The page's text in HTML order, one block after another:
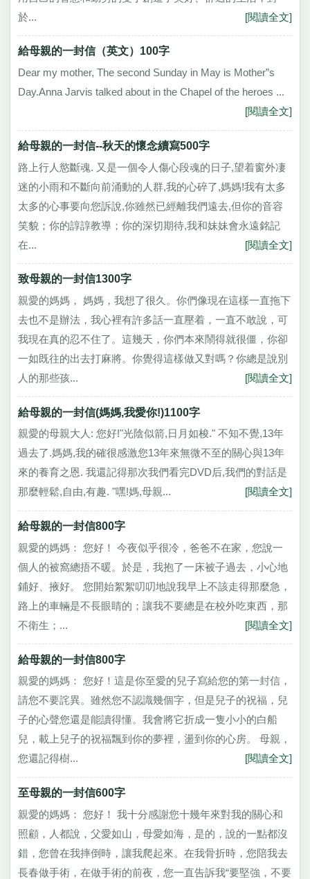
於...
[閱讀全文]
給母親的一封信（英文）100字
Dear my mother, The second Sunday in May is Mother”s
Day.Anna Jarvis talked about in the Chapel of the heroes ...
[閱讀全文]
給母親的一封信--秋天的懷念續寫500字
路上行人慾斷魂. 又是一個令人傷心段魂的日子,望着窗外凄
迷的小雨和不斷向前涌動的人群,我的心碎了,媽媽!我有太多
太多的心事要向您訴說,你雖然已經離我們遠去,但你的音容
笑貌；你的諄諄教導；你的深切期待,我和妹妹會永遠銘記
在...
[閱讀全文]
致母親的一封信1300字
親愛的媽媽， 媽媽，我想了很久。你們像現在這樣一直拖下
去也不是辦法，我心裡有許多話一直壓着，一直不敢說，可
我現在真的忍不住了。這幾天，你們本來鬧得就很僵，你卻
一如既往的出去打麻將。你覺得這樣做又對嗎？你總是說別
人的那些孩...
[閱讀全文]
給母親的一封信(媽媽,我愛你!)1100字
親愛的母親大人: 您好!"光陰似箭,日月如梭." 不知不覺,13年
過去了.媽媽,我的確很感激您13年來無微不至的關心與13年
來的養育之恩. 我還記得那次我們看完DVD后,我們的對話是
那麼輕鬆,自由,有趣. "嘿!媽,母親...
[閱讀全文]
給母親的一封信800字
親愛的媽媽： 您好！ 今夜似乎很冷，爸爸不在家，您說一
個人的被窩總捂不暖。於是，我抱了一床被子過去，小心地
鋪好、掖好。 您開始絮絮叨叨地說我早上不該走得那麼急，
路上的車輛是不長眼睛的；讓我不要總是在校外吃東西，那
不衛生；...
[閱讀全文]
給母親的一封信800字
親愛的媽媽： 您好！這是你至愛的兒子寫給您的第一封信，
請您不要詫異。雖然您不認識幾個字，但是兒子的祝福，兒
子的心聲您還是能讀得懂。我會將它折成一隻小小的白船
兒，載上兒子的祝福飄到你的夢裡，盪到你的心房。 母親，
您還記得樹...
[閱讀全文]
至母親的一封信600字
親愛的媽媽： 您好！ 我十分感謝您十幾年來對我的關心和
照顧，人都說，父愛如山，母愛如海，是的，說的一點都沒
錯，您曾在我摔倒時，讓我爬起來。在我骨折時，您陪我去
長春做手術，在做手術的前夜，您一直告訴我“要堅強，不要